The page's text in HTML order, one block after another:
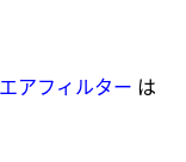
アフィルター は